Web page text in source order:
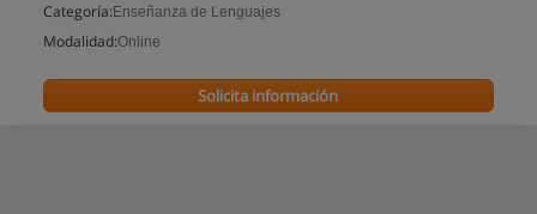
Categoría: Enseñanza de Lenguajes
Modalidad:Online
Solicita información